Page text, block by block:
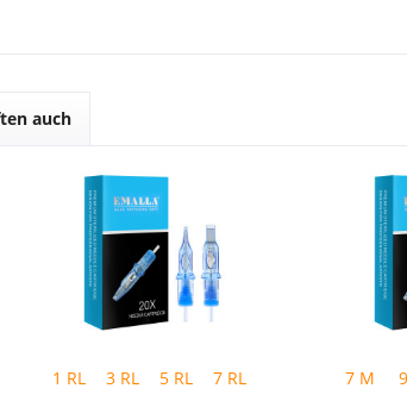
auch
1 RL 3 RL 5 RL
7 RL
7 M